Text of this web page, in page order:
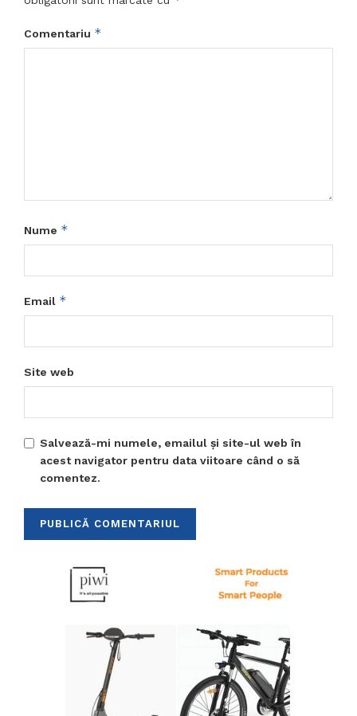
Comentariu *
Nume *
Email *
Site web
Salvează-mi numele, emailul și site-ul web în
acest navigator pentru data viitoare când o să
comentez.